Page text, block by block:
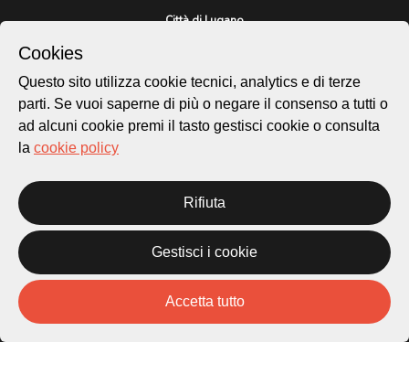
Città di Lugano
Piazza Carlo Cattaneo 1
6976 Castagnola
patrimonio@lugano.ch
t. +41 58 866 68 50
Sito istituzionale:
lugano.ch
Cookies
Questo sito utilizza cookie tecnici, analytics e di terze
parti. Se vuoi saperne di più o negare il consenso a tutti o
ad alcuni cookie premi il tasto gestisci cookie o consulta
la cookie policy
Rifiuta
Gestisci i cookie
Accetta tutto